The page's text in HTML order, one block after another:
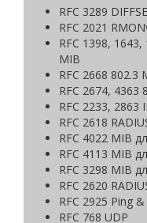
RFC 3289
RFC 2021
RFC 1398,
MIB
RFC 2668 802.3
RFC 2674, 4363
RFC 2233, 2863
RFC 2618
RFC 4022 MIB
RFC 4113 MIB
RFC 3298 MIB
RFC 2620
RFC 2925 Ping
RFC 768 UDP